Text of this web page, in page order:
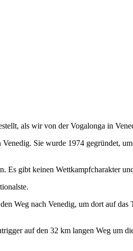
als wir von der Vogalonga in
Sie wurde 1974 gegründet,
Es gibt keinen Wettkampfcharakter
Weg nach Venedig, um dort auf
auf den 32 km langen Weg um